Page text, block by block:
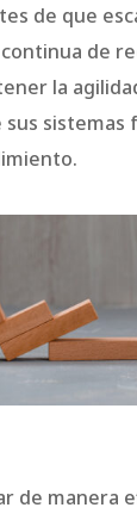
de que
de
la
sistemas
de manera